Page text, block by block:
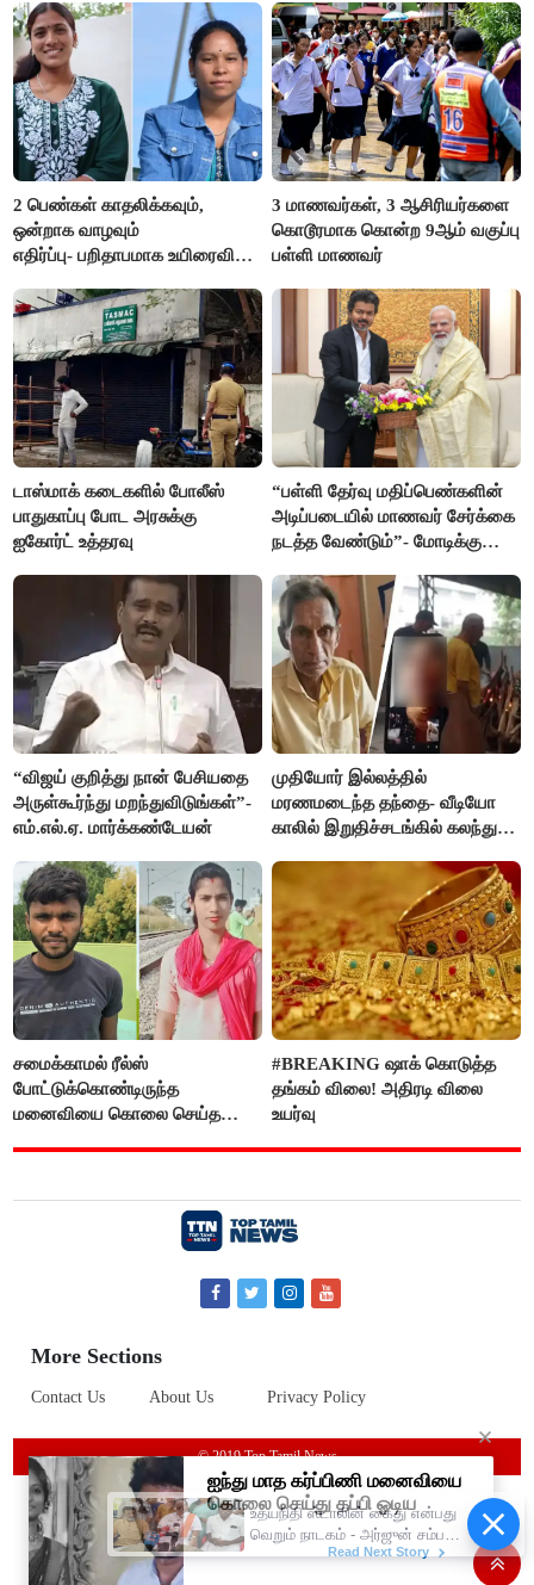
2 பெண்கள் காதலிக்கவும்,
ஒன்றாக வாழவும்
எதிர்ப்பு- பறிதாபமாக உயிரைவிட்ட
3 மாணவர்கள், 3 ஆசிரியர்களை
கொடூரமாக கொன்ற 9ஆம் வகுப்பு
பள்ளி மாணவர்
டாஸ்மாக் கடைகளில் போலீஸ்
பாதுகாப்பு போட அரசுக்கு
ஐகோர்ட் உத்தரவு
“பள்ளி தேர்வு மதிப்பெண்களின்
அடிப்படையில் மாணவர் சேர்க்கை
நடத்த வேண்டும்”- மோடிக்கு
“விஜய் குறித்து நான் பேசியதை
அருள்கூர்ந்து மறந்துவிடுங்கள்”-
எம்.எல்.ஏ. மார்க்கண்டேயன்
முதியோர் இல்லத்தில்
மரணமடைந்த தந்தை- வீடியோ
காலில் இறுதிச்சடங்கில் கலந்து
சமைக்காமல் ரீல்ஸ்
போட்டுக்கொண்டிருந்த
மனைவியை கொலை செய்த
#BREAKING ஷாக் கொடுத்த
தங்கம் விலை! அதிரடி விலை
உயர்வு
More Sections
Contact Us About Us Privacy Policy
© 2019 Top Tamil News
உதயநிதி ஸ்டாலின் கைது என்பது
வெறும் நாடகம் - அர்ஜுன் சம்பத்
பகிரங்க குற்றச்சாட்டு..!